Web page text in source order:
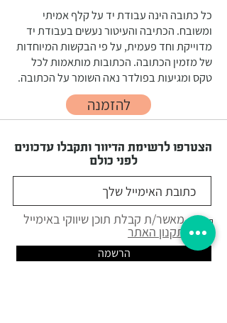
כל כתובה הינה עבודת יד על קלף אמיתי
ומשובח. הכתיבה והעיטור נעשים בעבודת יד
מדוייקת וחד פעמית, על פי הבקשות המיוחדות
של מזמין הכתובה. הכתובות מותאמות לכל
טקס ומגיעות בפולדר נאה השומר על הכתובה.
להזמנה
הצטרפו לרשימת הדיוור ותקבלו עדכונים
לפני כולם
מאשר/ת קבלת תוכן שיווקי באימייל
תקנון האתר
הרשמה